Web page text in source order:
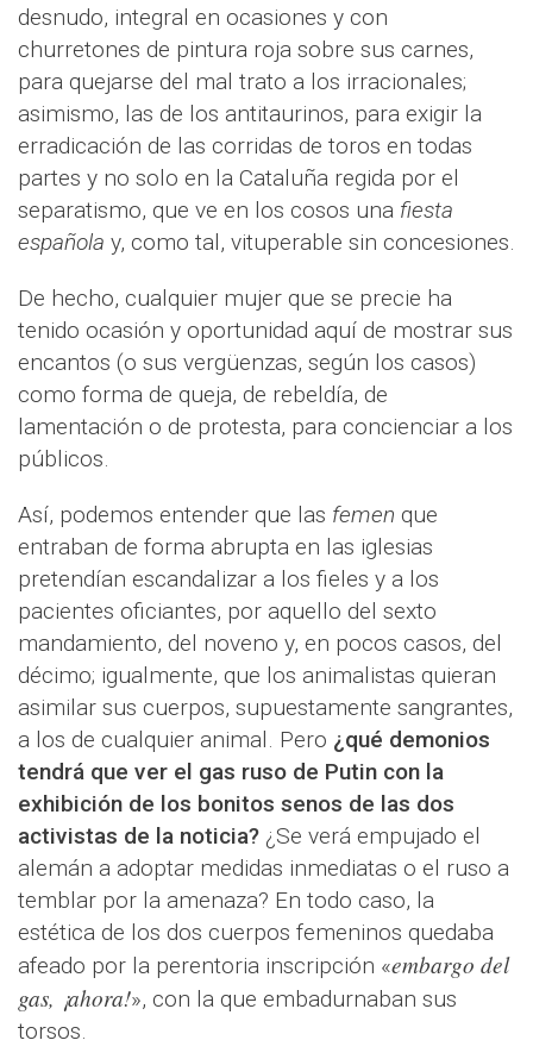
desnudo, integral en ocasiones y con
churretones de pintura roja sobre sus carnes,
para quejarse del mal trato a los irracionales;
asimismo, las de los antitaurinos, para exigir la
erradicación de las corridas de toros en todas
partes y no solo en la Cataluña regida por el
separatismo, que ve en los cosos una fiesta
española y, como tal, vituperable sin concesiones.
De hecho, cualquier mujer que se precie ha
tenido ocasión y oportunidad aquí de mostrar sus
encantos (o sus vergüenzas, según los casos)
como forma de queja, de rebeldía, de
lamentación o de protesta, para concienciar a los
públicos.
Así, podemos entender que las femen que
entraban de forma abrupta en las iglesias
pretendían escandalizar a los fieles y a los
pacientes oficiantes, por aquello del sexto
mandamiento, del noveno y, en pocos casos, del
décimo; igualmente, que los animalistas quieran
asimilar sus cuerpos, supuestamente sangrantes,
a los de cualquier animal. Pero ¿qué demonios
tendrá que ver el gas ruso de Putin con la
exhibición de los bonitos senos de las dos
activistas de la noticia? ¿Se verá empujado el
alemán a adoptar medidas inmediatas o el ruso a
temblar por la amenaza? En todo caso, la
estética de los dos cuerpos femeninos quedaba
afeado por la perentoria inscripción «embargo del
gas, ¡ahora!», con la que embadurnaban sus
torsos.